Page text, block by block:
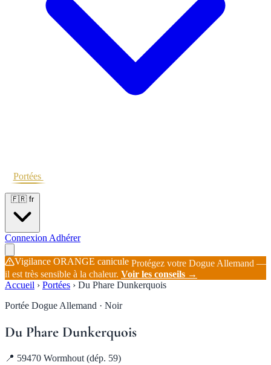
Portées
🇫🇷 fr
Connexion Adhérer
Vigilance ORANGE canicule Protégez votre Dogue Allemand —
il est très sensible à la chaleur. Voir les conseils →
Accueil › Portées › Du Phare Dunkerquois
Portée Dogue Allemand · Noir
Du Phare Dunkerquois
📍 59470 Wormhout (dép. 59)